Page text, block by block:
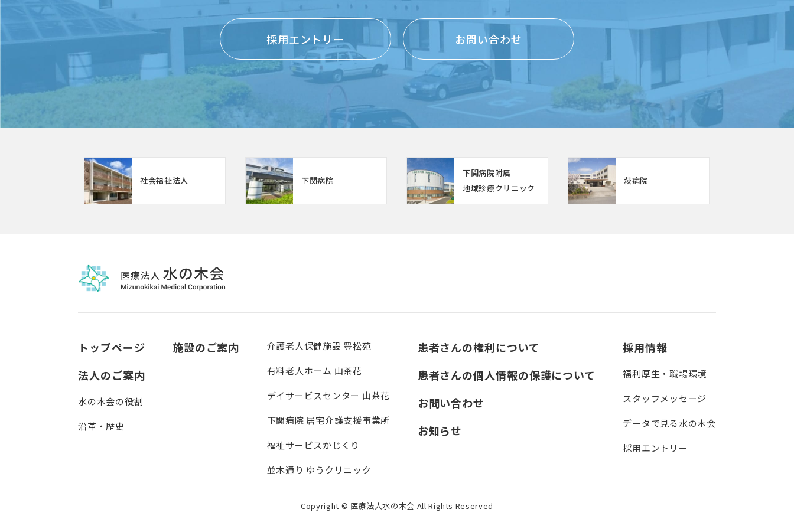
採用エントリー お問い合わせ
社会福祉法人 下関病院
下関病院附属
地域診療クリニック
萩病院
トップページ
法人のご案内
水の木会の役割
沿革・歴史
施設のご案内
介護老人保健施設 豊松苑
有料老人ホーム 山茶花
デイサービスセンター 山茶花
下関病院 居宅介護支援事業所
福祉サービスかじくり
並木通り ゆうクリニック
患者さんの権利について
患者さんの個人情報の保護について
お問い合わせ
お知らせ
採用情報
福利厚生・職場環境
スタッフメッセージ
データで見る水の木会
採用エントリー
Copyright © 医療法人水の木会 All Rights Reserved